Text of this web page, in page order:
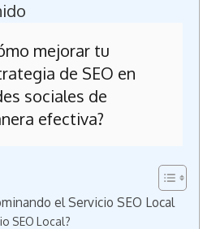
mejorar tu
de SEO en
sociales de
efectiva?
el Servicio SEO Local
SEO Local?